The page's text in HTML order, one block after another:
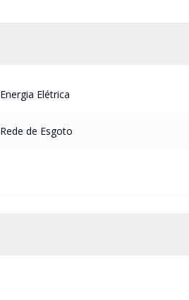
Energia Elétrica
Rede de Esgoto